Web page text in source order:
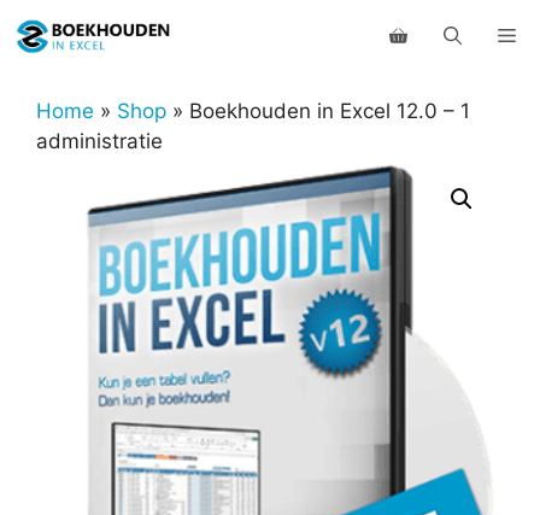
naar
inhoudHome » Shop » Boekhouden in Excel 12.0 – 1
administratie